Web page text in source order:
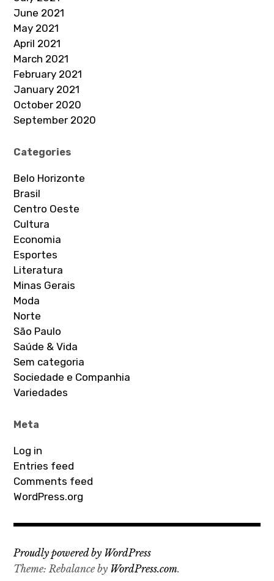
June 2021
May 2021
April 2021
March 2021
February 2021
January 2021
October 2020
September 2020
Categories
Belo Horizonte
Brasil
Centro Oeste
Cultura
Economia
Esportes
Literatura
Minas Gerais
Moda
Norte
São Paulo
Saúde & Vida
Sem categoria
Sociedade e Companhia
Variedades
Meta
Log in
Entries feed
Comments feed
WordPress.org
Proudly powered by WordPress
Theme: Rebalance by WordPress.com.